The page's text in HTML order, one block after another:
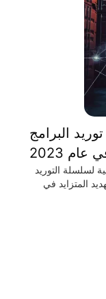
البرامج
عام 2023
لسلسلة التوريد
المتزايد في